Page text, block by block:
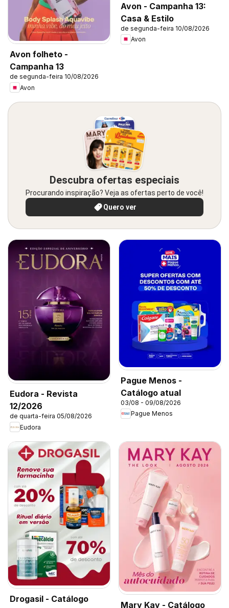
Avon folheto -
Campanha 13
de segunda-feira 10/08/2026
Avon
Avon - Campanha 13:
Casa & Estilo
de segunda-feira 10/08/2026
Avon
Descubra ofertas especiais
Procurando inspiração? Veja as ofertas perto de você!
Quero ver
Eudora - Revista
12/2026
de quarta-feira 05/08/2026
Eudora
Pague Menos -
Catálogo atual
03/08 - 09/08/2026
Pague Menos
Drogasil - Catálogo
Mary Kay - Catálogo